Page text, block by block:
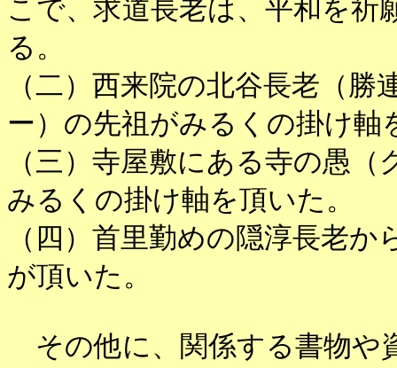
こで、求道長老は、平和を祈
る。
（二）西来院の北谷長老（
ー）の先祖がみるくの掛け軸
（三）寺屋敷にある寺の愚
みるくの掛け軸を頂いた。
（四）首里勤めの隠淳長老
が頂いた。
その他に、関係する書物や